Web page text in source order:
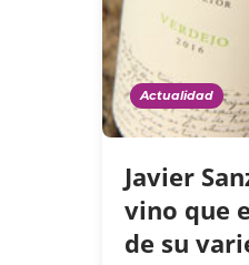
Actualidad
Javier
vino que
de su